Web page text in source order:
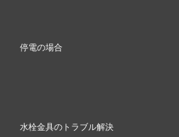
停電の場合
水栓金具のトラブル解決